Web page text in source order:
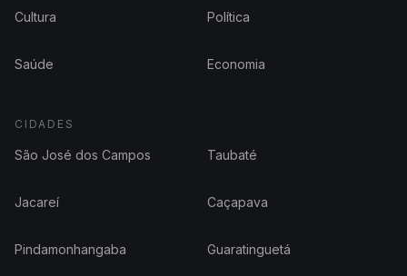
Cultura Política
Saúde Economia
CIDADES
São José dos Campos Taubaté
Jacareí Caçapava
Pindamonhangaba Guaratinguetá